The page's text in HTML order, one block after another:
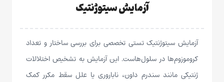
آزمایش سیتوژنتیک
آزمایش سیتوژنتیک تستی تخصصی برای بررسی ساختار و تعداد
کروموزوم‌ها در سلول‌هاست. این آزمایش به تشخیص اختلالات
ژنتیکی مانند سندرم داون، ناباروری یا علل سقط مکرر کمک